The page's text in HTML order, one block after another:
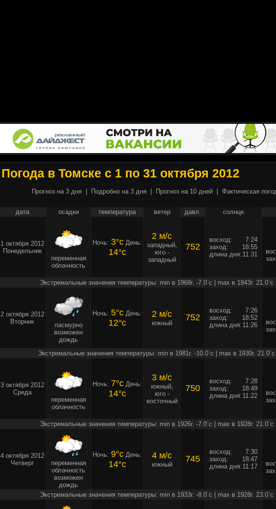
Погода в Томске с 1 по 31 октября 2012
Прогноз на 3 дня Подробно на 3 дня Прогноз на 10 дней Фактическая
дата осадки температура ветер давл. солнце
1 октября 2012
Понедельник
переменная
облачность
Ночь: 3°cДень:
14°c
2 м/c
западный,
юго -
западный
752
восход:
7:24
заход:
18:55
длина дня: 11:31
Экстремальные значения температуры: min в 1968г. -7.0`c | max в 1943г. 21.0`c
2 октября 2012
Вторник
пасмурно
возможен
дождь
Ночь: 5°cДень:
12°c
2 м/c
южный
752
восход:
7:26
заход:
18:52
длина дня: 11:26
Экстремальные значения температуры: min в 1981г. -10.0`c | max в 1930г. 21.0`c
3 октября 2012
Среда
переменная
облачность
Ночь: 7°cДень:
14°c
3 м/c
южный,
юго -
восточный
750
восход:
7:28
заход:
18:49
длина дня: 11:22
Экстремальные значения температуры: min в 1926г. -7.0`c | max в 1928г. 21.0`c
4 октября 2012
Четверг
переменная
облачность
возможен
дождь
Ночь: 9°cДень:
14°c
4 м/c
южный
745
восход:
7:30
заход:
18:47
длина дня: 11:17
Экстремальные значения температуры: min в 1933г. -8.0`c | max в 1928г. 23.0`c